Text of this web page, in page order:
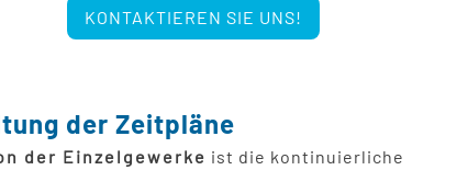
KONTAKTIEREN SIE UNS!
der Zeitpläne
der Einzelgewerke ist die kontinuierliche